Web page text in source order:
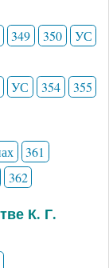
349 350
УС
УС 354 355
361
362
К. Г.